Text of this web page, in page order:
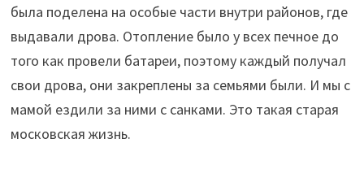
была поделена на особые части внутри районов, где
выдавали дрова. Отопление было у всех печное до
того как провели батареи, поэтому каждый получал
свои дрова, они закреплены за семьями были. И мы с
мамой ездили за ними с санками. Это такая старая
московская жизнь.